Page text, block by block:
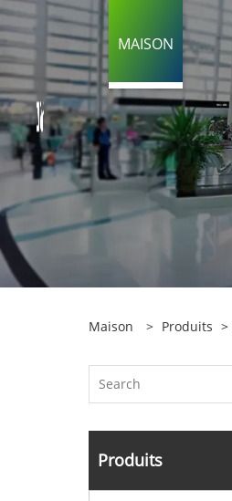
MAISON
Maison > Produits >
Produits